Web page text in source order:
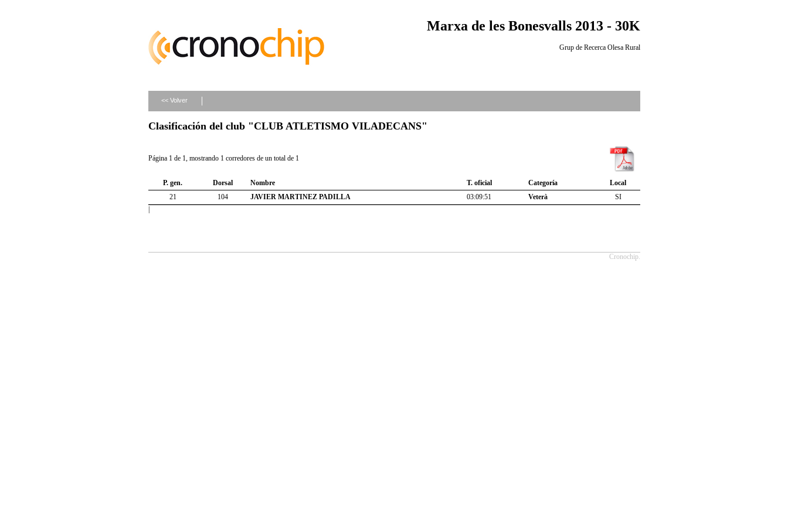
Marxa de les Bonesvalls 2013 - 30K
Grup de Recerca Olesa Rural
<< Volver
Clasificación del club "CLUB ATLETISMO VILADECANS"
Página 1 de 1, mostrando 1 corredores de un total de 1
P. gen. Dorsal Nombre T. oficial Categoría
Local
21
104 JAVIER MARTINEZ PADILLA 03:09:51 Veterà
SI
|
Cronochip.